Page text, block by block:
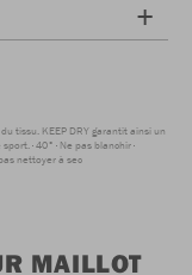
tissu. KEEP DRY garantit ainsi un
sport. 40° Ne pas blanchir
nettoyer à sec
MAILLOT